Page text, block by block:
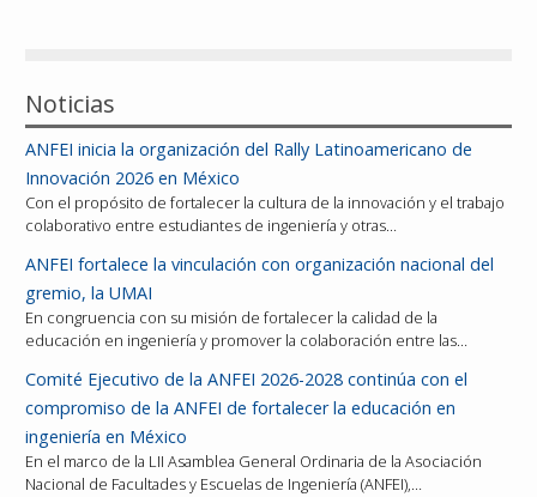
Noticias
ANFEI inicia la organización del Rally Latinoamericano de
Innovación 2026 en México
Con el propósito de fortalecer la cultura de la innovación y el trabajo
colaborativo entre estudiantes de ingeniería y otras…
ANFEI fortalece la vinculación con organización nacional del
gremio, la UMAI
En congruencia con su misión de fortalecer la calidad de la
educación en ingeniería y promover la colaboración entre las…
Comité Ejecutivo de la ANFEI 2026-2028 continúa con el
compromiso de la ANFEI de fortalecer la educación en
ingeniería en México
En el marco de la LII Asamblea General Ordinaria de la Asociación
Nacional de Facultades y Escuelas de Ingeniería (ANFEI),…